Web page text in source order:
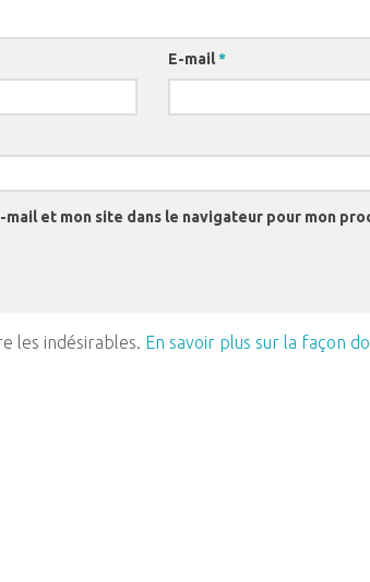
E-mail*
et mon site dans le navigateur pour mon
les indésirables. En savoir plus sur la façon